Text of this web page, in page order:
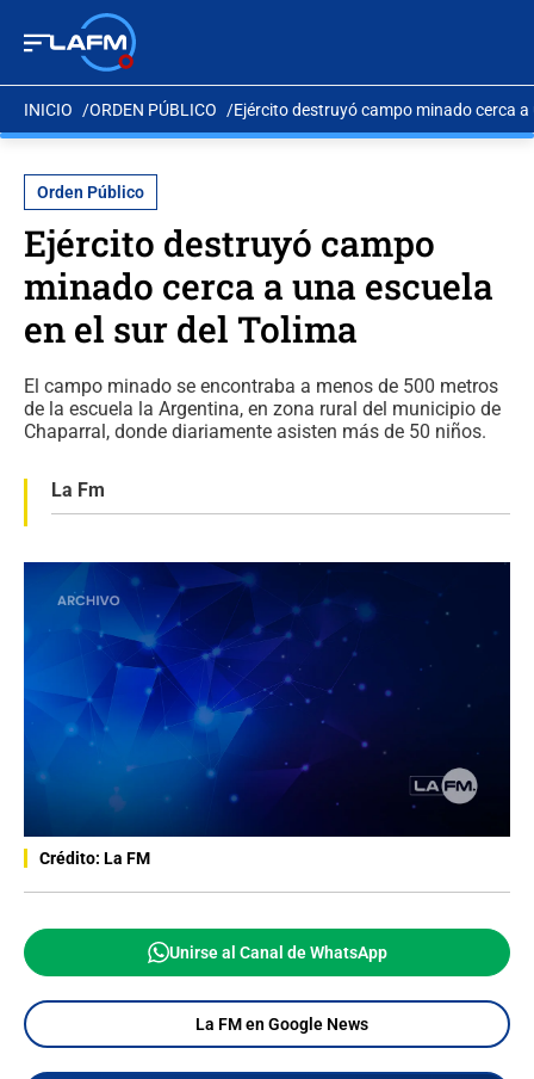
INICIO ORDEN PÚBLICO Ejército destruyó campo minado cerca a
Orden Público
Ejército destruyó campo
minado cerca a una escuela
en el sur del Tolima
El campo minado se encontraba a menos de 500 metros
de la escuela la Argentina, en zona rural del municipio de
Chaparral, donde diariamente asisten más de 50 niños.
La Fm
Crédito: La FM
Unirse al Canal de WhatsApp
La FM en Google News